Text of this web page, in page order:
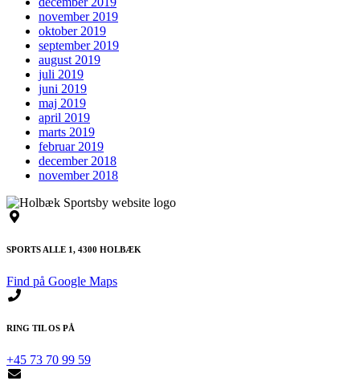
november 2019
oktober 2019
september 2019
august 2019
juli 2019
juni 2019
maj 2019
april 2019
marts 2019
februar 2019
december 2018
november 2018
SPORTS ALLE 1, 4300 HOLBÆK
Find på Google Maps
RING TIL OS PÅ
+45 73 70 99 59